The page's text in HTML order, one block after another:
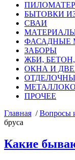
БЫТОВКИ
СВАИ
ФАСАДНЫЕ
ЗАБОРЫ
ЖБИ,
ОКНА И
ПРОЧЕЕ
Главная /Вопросы
бруса
Какие